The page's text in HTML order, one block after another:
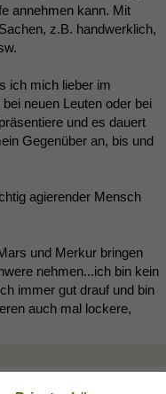
annehmen kann. Mit
z.B. handwerklich,
ich mich lieber im
neuen Leuten oder bei
und es dauert
Gegenüber an, bis und
agierender Mensch
und Merkur bringen
nehmen...ich bin kein
immer gut drauf und bin
auch mal lockere,